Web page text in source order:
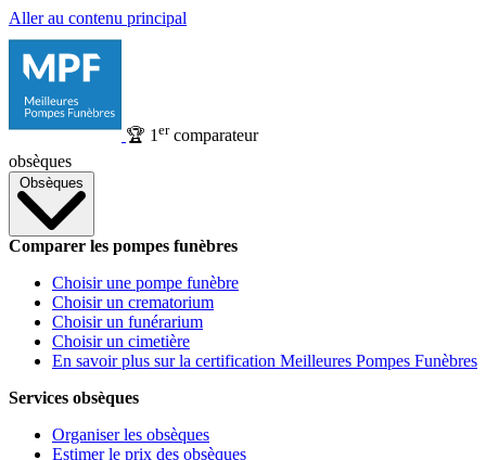
Aller au contenu principal
🏆 1 ercomparateur
obsèques
Obsèques
Comparer les pompes funèbres
Choisir une pompe funèbre
Choisir un crematorium
Choisir un funérarium
Choisir un cimetière
En savoir plus sur la certification Meilleures Pompes Funèbres
Services obsèques
Organiser les obsèques
Estimer le prix des obsèques